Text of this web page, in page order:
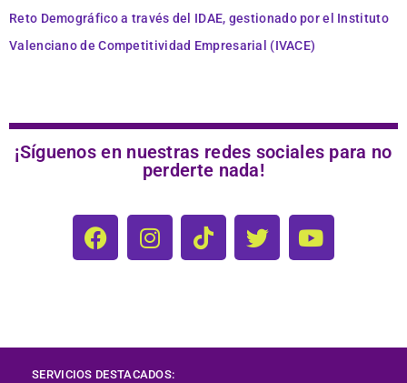
Reto Demográfico a través del IDAE, gestionado por el Instituto
Valenciano de Competitividad Empresarial (IVACE)
¡Síguenos en nuestras redes sociales para no
perderte nada!
SERVICIOS DESTACADOS: